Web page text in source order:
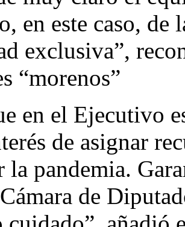
en este caso,
exclusiva”,
“morenos”
en el Ejecutivo
de asignar
la pandemia.
de